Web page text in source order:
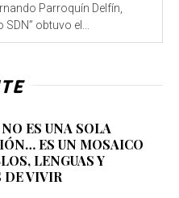
Parroquín Delfín,
obtuvo el...
ES UNA SOLA
ES UN MOSAICO
LENGUAS Y
DE VIVIR